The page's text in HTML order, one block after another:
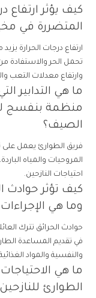
كيف يؤثر ارتفاع
المتضررة في
ارتفاع درجات الحرارة
تحمل الحر
وارتفاع معدلات التعب
ما هي التدابير
منظمة بنفسج
الصيف؟
فريق الطوارئ يعمل على
المروحيات والمياه
احتياجات النازحين.
كيف تؤثر حوادث
وما هي
حوادث الحرائق تترك
في تقديم المساعدة
والنفسية والمواد
ما هي
الطوارئ